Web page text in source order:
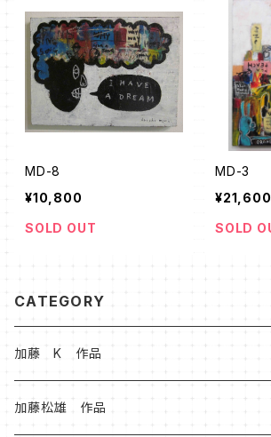
MD-8
¥10,800
SOLD OUT
MD-3
¥21,600
SOLD
CATEGORY
加藤 K 作品
加藤松雄 作品